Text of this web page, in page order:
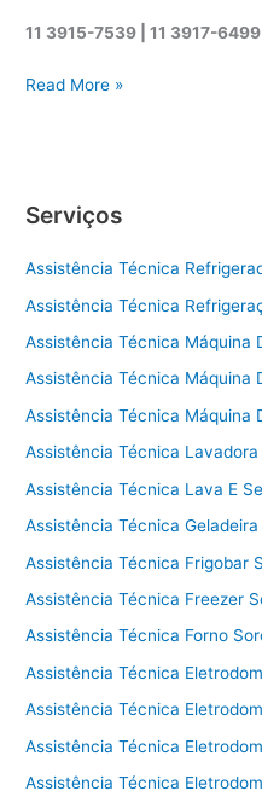
11 3915-7539 | 11 3917-
A
t
n
c
a
t
n
a
V
i
n
C
o
t
Read More »
Serviços
Assistência Técnica
Assistência Técnica
Assistência Técnica Máquina
Assistência Técnica Máquina
Assistência Técnica Máquina
Assistência Técnica Lavadora
Assistência Técnica Lava E
Assistência Técnica
Assistência Técnica Frigobar
Assistência Técnica Freezer
Assistência Técnica Forno
Assistência Técnica
Assistência Técnica
Assistência Técnica
Assistência Técnica